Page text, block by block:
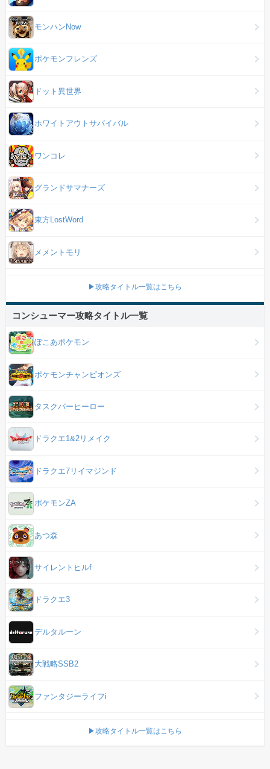
モンハンNow
ポケモンフレンズ
ドット異世界
ホワイトアウトサバイバル
ワンコレ
グランドサマナーズ
東方LostWord
メメントモリ
▶攻略タイトル一覧はこちら
コンシューマー攻略タイトル一覧
ぽこあポケモン
ポケモンチャンピオンズ
タスクバーヒーロー
ドラクエ1&2リメイク
ドラクエ7リイマジンド
ポケモンZA
あつ森
サイレントヒルf
ドラクエ3
デルタルーン
大戦略SSB2
ファンタジーライフi
▶攻略タイトル一覧はこちら